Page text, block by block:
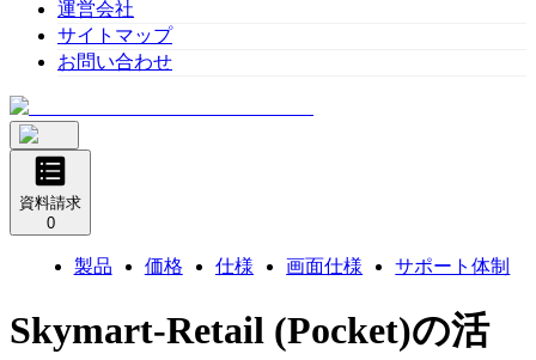
運営会社
サイトマップ
お問い合わせ
資料請求
0
製品 価格 仕様 画面仕様 サポート体制
Skymart-Retail (Pocket)の活